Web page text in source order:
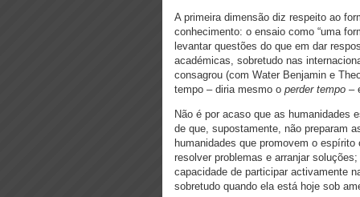
A primeira dimensão diz respeito ao
conhecimento: o ensaio como “uma
levantar questões do que em dar
académicas, sobretudo nas
consagrou (com Water Benjamin e
tempo – diria mesmo o perder tempo –
Não é por acaso que as humanidades
de que, supostamente, não preparam
humanidades que promovem o
resolver problemas e arranjar
capacidade de participar activamente
sobretudo quando ela está hoje sob